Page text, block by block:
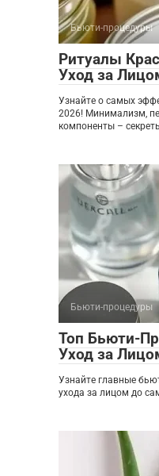
Бьюти-процедуры
Ритуалы
Уход за
Узнайте о самых
2026! Минимализм,
компоненты –
Бьюти-процедуры
Топ Бьюти-
Уход за
Узнайте главные
ухода за лицом до